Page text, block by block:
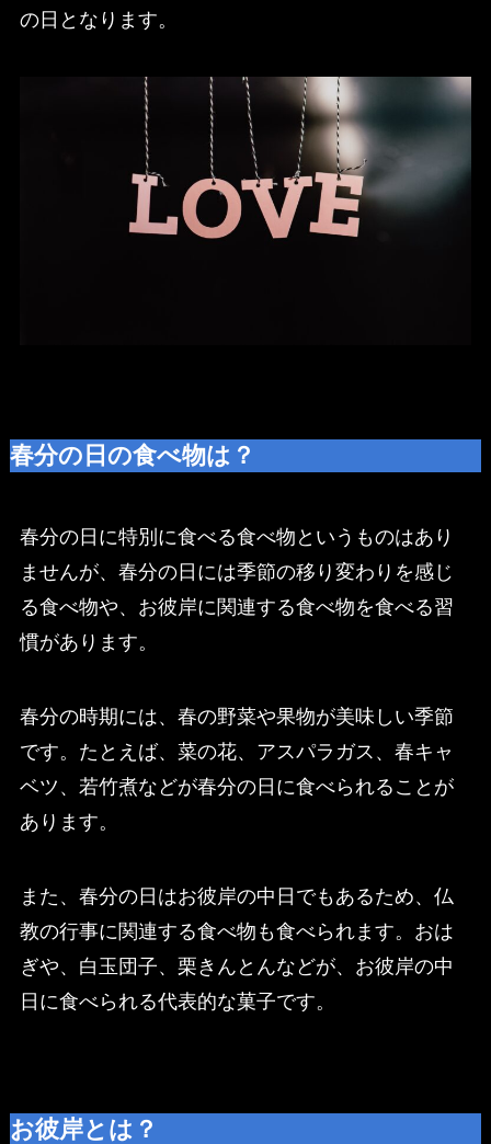
の日となります。
春分の日の食べ物は？
春分の日に特別に食べる食べ物というものはあり
ませんが、春分の日には季節の移り変わりを感じ
る食べ物や、お彼岸に関連する食べ物を食べる習
慣があります。
春分の時期には、春の野菜や果物が美味しい季節
です。たとえば、菜の花、アスパラガス、春キャ
ベツ、若竹煮などが春分の日に食べられることが
あります。
また、春分の日はお彼岸の中日でもあるため、仏
教の行事に関連する食べ物も食べられます。おは
ぎや、白玉団子、栗きんとんなどが、お彼岸の中
日に食べられる代表的な菓子です。
お彼岸とは？